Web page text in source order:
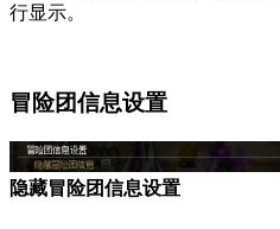
行显示。
冒险团信息设置
隐藏冒险团信息设置